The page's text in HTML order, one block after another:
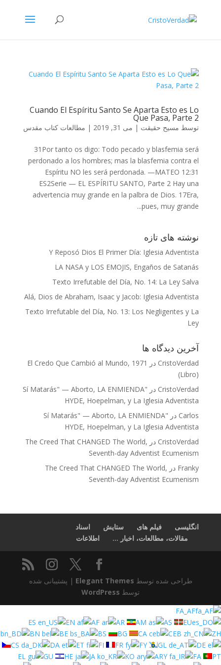
Cuando El Espíritu Santo Se Aparta Esto es Lo
Que Pasa, Parte 2
توسط مسیح حقیقت | می 31, 2019 | مطالعات کتاب مقدس
31Por tanto os digo: Todo pecado y blasfemia será
perdonado a los hombres; mas la blasfemia contra el
Espíritu NO les será perdonada. —MATEO 12:31
ES2Serie — EL ESPÍRITU SANTO, Parte 2 Hay una
advertencia muy grande en la palbra de Dios. 17Era,
pues, muy grande...
نوشته‌ های تازه
Y Reposó Dios El Primer Día: Iglesia Adventista
LA NASA y LOS EMOJIS, Engaños de Satanás
Texto Irrefutable del Día, No. 14: La Ley Salva
Alá, Dios de Abraham, Isaac y Jacob: Iglesia Adventista
Texto Irrefutable del Día, No. 13: Los Negligentes y La
Ley
آخرین دیدگاه‌ ها
CristoVerdad در El Credo Que Cambió al Mundo, 1971
(Libro)
CristoVerdad در
"Sí Matarás" — Aborto, LA ENMIENDA
HYDE, Hoepelman, y La Iglesia Adventista
Carlos در
"Sí Matarás" — Aborto, LA ENMIENDA
HYDE, Hoepelman, y La Iglesia Adventista
CristoVerdad در The Creed That CHANGED The World,
Seventh-day Adventist Ecumenism
Franky در The Creed That CHANGED The World,
Seventh-day Adventist Ecumenism
انگلیسی فیلم های ستایش
اسناد
مقالات، مطالعات، اخبار ...
اطلاعات
طراحی شده توسط Elegant Themes | پشتیبانی شده
توسط WordPress
FA_AF
ES
EN AF AR AM AS
EU
BN
BE BS BG CA CEB
ZH
CS
DA ET FI FR FY GL
DE
EL
GU HE JA KO ARY FA
PT